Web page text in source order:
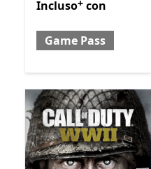
Incluso con Game Pass
Incluso+ con
Game Pass